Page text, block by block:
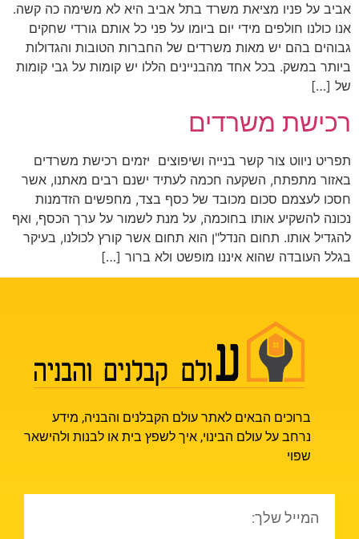
אביב על פניו מציאת משרד בתל אביב היא לא משימה כה קשה.
אנו כולנו חולפים מידי יום ביומו על פני כל אותם גורדי שחקים
גבוהים בהם יש מאות משרדים של החברות הטובות והגדולות
ביותר במשק. בכל אחד מהבניינים הללו יש קומות על גבי קומות
של […]
רכישת משרדים
תפריט ניווט צור קשר בנייה ושיפוצים יזמים רכישת משרדים
באזור מתפתח, השקעה חכמה לעתיד ישנם רבים מאתנו, אשר
חסכו לעצמם סכום מכובד של כסף בצד, מחפשים הזדמנות
נכונה להשקיע אותו בחוכמה, על מנת לשמור על ערך הכסף, ואף
להגדיל אותו. תחום הנדל"ן הוא תחום אשר קורץ לכולנו, בעיקר
בגלל העובדה שהוא איננו מופשט ולא ברור […]
ברוכים הבאים לאתר עולם הקבלנים והבניה, מידע
נרחב על עולם הבינוי, איך לשפץ בית או לבנות ולהישאר
שפוי